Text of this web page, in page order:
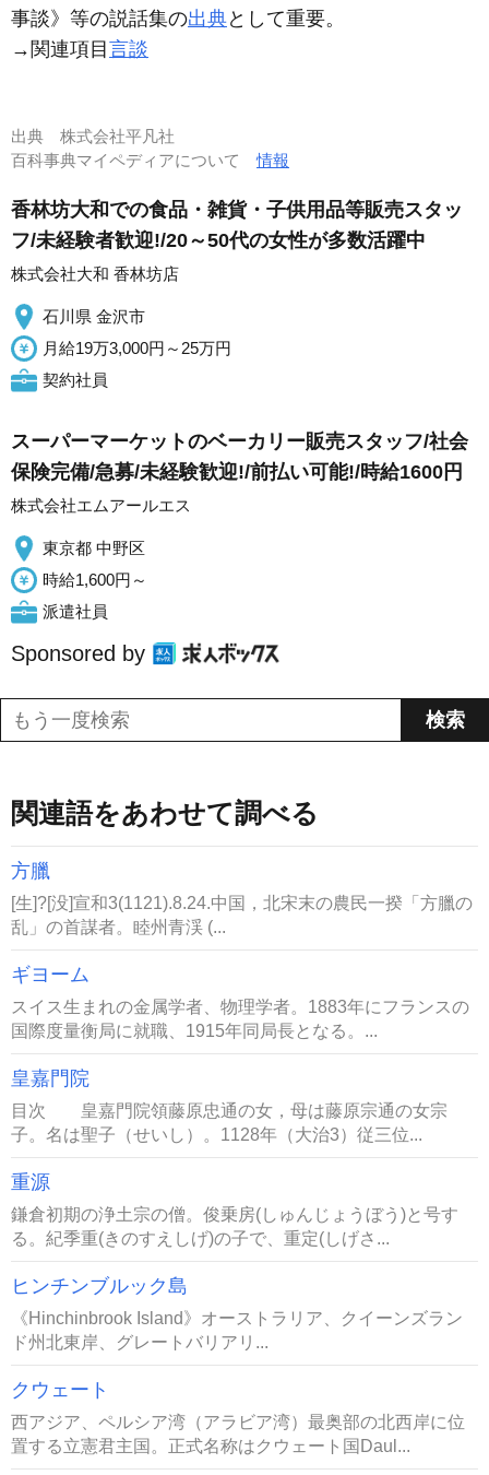
事談》等の説話集の出典として重要。
→関連項目言談
出典 株式会社平凡社
百科事典マイペディアについて情報
香林坊大和での食品・雑貨・子供用品等販売スタッ
フ/未経験者歓迎!/20～50代の女性が多数活躍中
株式会社大和 香林坊店
石川県 金沢市
月給19万3,000円～25万円
契約社員
スーパーマーケットのベーカリー販売スタッフ/社会
保険完備/急募/未経験歓迎!/前払い可能!/時給1600円
株式会社エムアールエス
東京都 中野区
時給1,600円～
派遣社員
Sponsored by
関連語をあわせて調べる
方臘
[生]?[没]宣和3(1121).8.24.中国，北宋末の農民一揆「方臘の
乱」の首謀者。睦州青渓 (...
ギヨーム
スイス生まれの金属学者、物理学者。1883年にフランスの
国際度量衡局に就職、1915年同局長となる。...
皇嘉門院
目次 皇嘉門院領藤原忠通の女，母は藤原宗通の女宗
子。名は聖子（せいし）。1128年（大治3）従三位...
重源
鎌倉初期の浄土宗の僧。俊乗房(しゅんじょうぼう)と号す
る。紀季重(きのすえしげ)の子で、重定(しげさ...
ヒンチンブルック島
《Hinchinbrook Island》オーストラリア、クイーンズラン
ド州北東岸、グレートバリアリ...
クウェート
西アジア、ペルシア湾（アラビア湾）最奥部の北西岸に位
置する立憲君主国。正式名称はクウェート国Daul...